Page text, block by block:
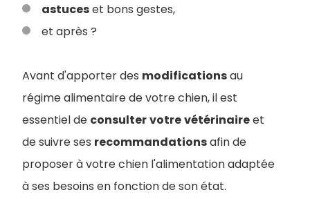
astuceset bons gestes,
et après ?
Avant d'apporter des modificationsau
régime alimentaire de votre chien, il est
essentiel de consultervotrevétérinaireet
de suivre ses recommandationsafin de
proposer à votre chien l'alimentation adaptée
à ses besoins en fonction de son état.